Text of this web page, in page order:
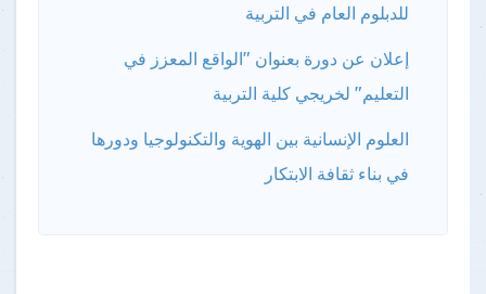
للدبلوم العام في التربية
إعلان عن دورة بعنوان "الواقع المعزز في
التعليم" لخريجي كلية التربية
العلوم الإنسانية بين الهوية والتكنولوجيا ودورها
في بناء ثقافة الابتكار